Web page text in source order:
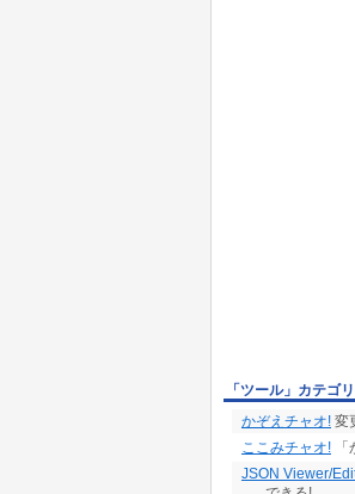
「ツール」カテゴ
かぞえチャオ! 変
ここみチャオ!
JSON Viewer/